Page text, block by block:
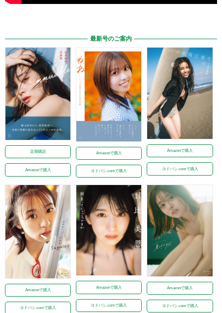
最新号のご案内
定期購読
Amazonで購入
Amazonで購入
ヨドバシ.comで購入
Amazonで購入
ヨドバシ.comで購入
Amazonで購入
ヨドバシ.comで購入
Amazonで購入
ヨドバシ.comで購入
Amazonで購入
ヨドバシ.comで購入